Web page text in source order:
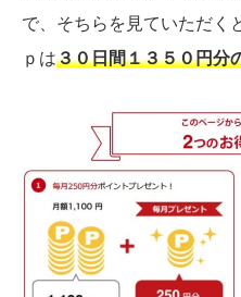
で、そちらを見ていただく
ｐは３０日間１３５０円分